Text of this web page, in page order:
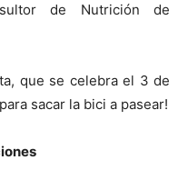
de Nutrición de
que se celebra el 3 de
sacar la bici a pasear!